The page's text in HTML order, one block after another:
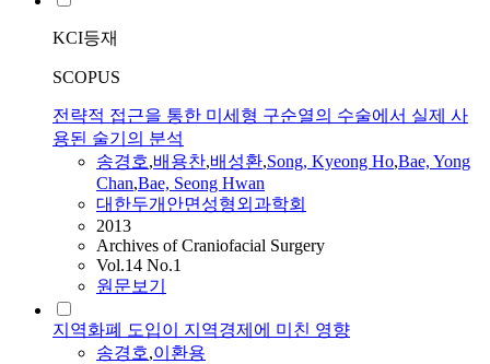
KCI등재
SCOPUS
전략적 접근을 통한 미세형 구순열의 수술에서 실제 사
용된 술기의 분석
송경호,배용찬,배성환,Song, Kyeong Ho,Bae, Yong
Chan,Bae, Seong Hwan
대한두개안면성형외과학회
2013
Archives of Craniofacial Surgery
Vol.14 No.1
원문보기
지역화폐 도입이 지역경제에 미친 영향
송경호,이환용